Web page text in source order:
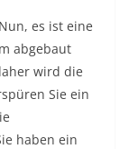
es ist eine
abgebaut
wird die
Sie ein
haben ein